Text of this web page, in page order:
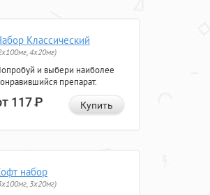
Классический
4x20мг)
и выбери наиболее
препарат.
117Р Купить
набор
3x20мг)